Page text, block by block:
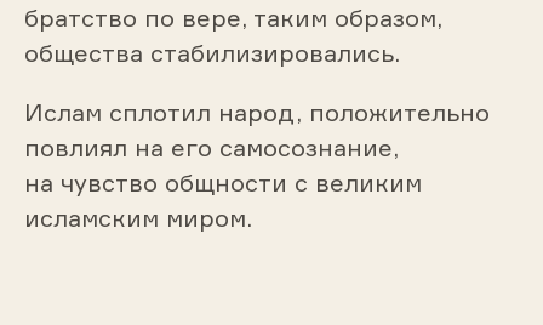
братство по вере, таким образом,
общества стабилизировались.
Ислам сплотил народ, положительно
повлиял на его самосознание,
на чувство общности с великим
исламским миром.